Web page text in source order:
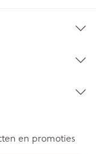
en promoties